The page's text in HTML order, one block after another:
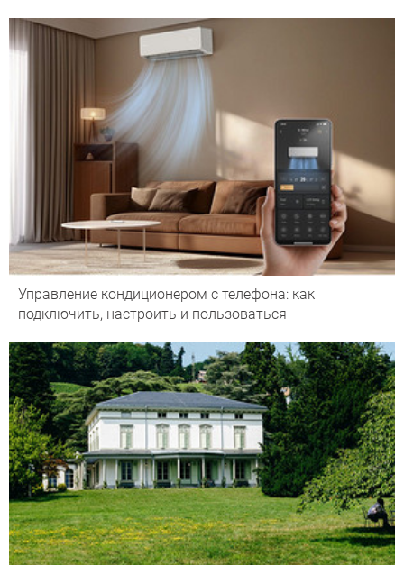
Управление кондиционером с телефона: как
подключить, настроить и пользоваться